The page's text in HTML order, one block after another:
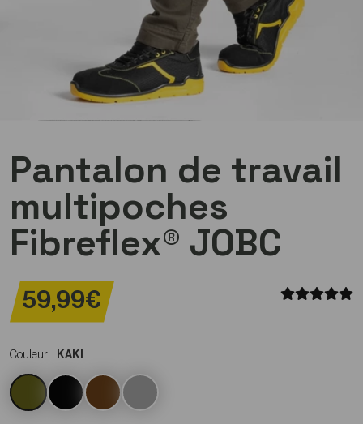
Pantalon de travail
multipoches
Fibreflex® JOBC
59,99€
Couleur: KAKI